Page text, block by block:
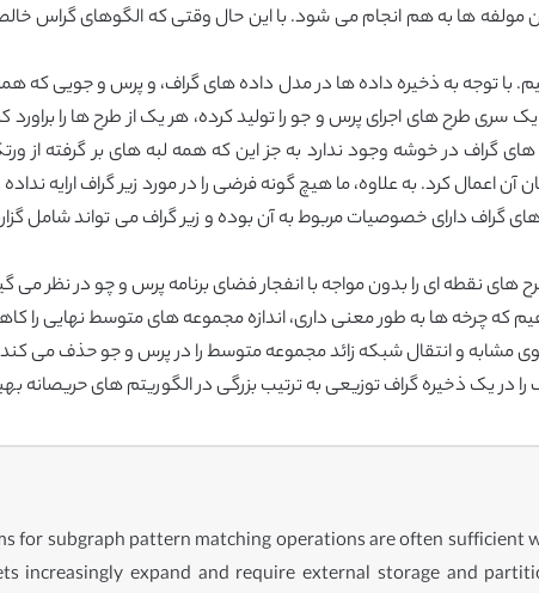
این مولفه ها به هم انجام می شود. با این حال وقتی که الگوهای گراس
با توجه به ذخیره داده ها در مدل داده های گراف، و پرس و جویی که
طرح های اجرای پرس و جو را تولید کرده، هر یک از طرح ها را براورد
گراف در خوشه وجود ندارد به جز این که همه لبه های بر گرفته از
کرد. به علاوه، ما هیچ گونه فرضی را در مورد زیر گراف ارایه نداده
گراف دارای خصوصیات مربوط به آن بوده و زیر گراف می تواند شامل
های نقطه ای را بدون مواجه با انفجار فضای برنامه پرس و چو در نظر می
که چرخه ها به طور معنی داری، اندازه مجموعه های متوسط نهایی
مشابه و انتقال شبکه زائد مجموعه متوسط را در پرس و جو حذف می
یک ذخیره گراف توزیعی به ترتیب بزرگی در الگوریتم های حریصانه
for subgraph pattern matching operations are often sufficient
increasingly expand and require external storage and